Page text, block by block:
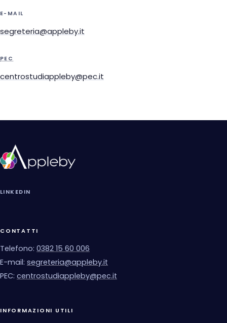
E-MAIL
segreteria@appleby.it
PEC
centrostudiappleby@pec.it
LINKEDIN
CONTATTI
Telefono: 0382 15 60 006
E-mail: segreteria@appleby.it
PEC: centrostudiappleby@pec.it
INFORMAZIONI UTILI